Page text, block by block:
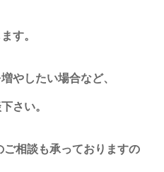
す。
やしたい場合など、
さい。
相談も承っておりますの